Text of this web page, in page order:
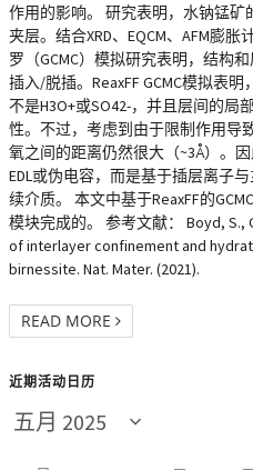
作用的影响。 研究表明，水钠锰
夹层。结合XRD、EQCM、AFM膨
罗（GCMC）模拟研究表明，结构
插入/脱插。ReaxFF GCMC模拟表
不是H3O+或SO42-，并且层间的
性。不过，考虑到由于限制作用导
氧之间的距离仍然很大（~3Å）。
EDL或伪电容，而是基于插层离子
续介质。 本文中基于ReaxFF的
模块完成的。 参考文献： Boyd, S.,
of interlayer confinement and
birnessite. Nat. Mater. (2021).
READ MORE
近期活动日历